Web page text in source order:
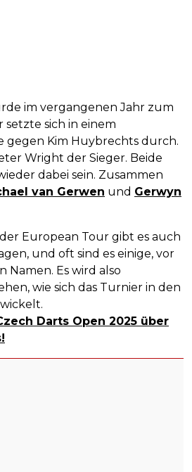
im vergangenen Jahr zum
sich in einem
gegen Kim Huybrechts durch.
Wright der Sieger. Beide
dabei sein. Zusammen
van Gerwen und Gerwyn
European Tour gibt es auch
und oft sind es einige, vor
Namen. Es wird also
wie sich das Turnier in den
Darts Open 2025 über